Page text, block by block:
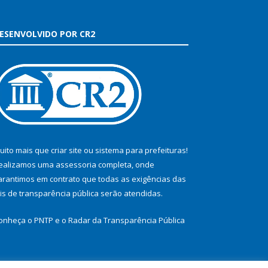
POR CR2
mais que criar site ou sistema para prefeituras!
uma assessoria completa, onde
em contrato que todas as exigências das
de transparência pública serão atendidas.
o PNTP e o Radar da Transparência Pública